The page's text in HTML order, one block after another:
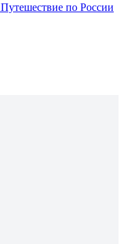
Путешествие по России